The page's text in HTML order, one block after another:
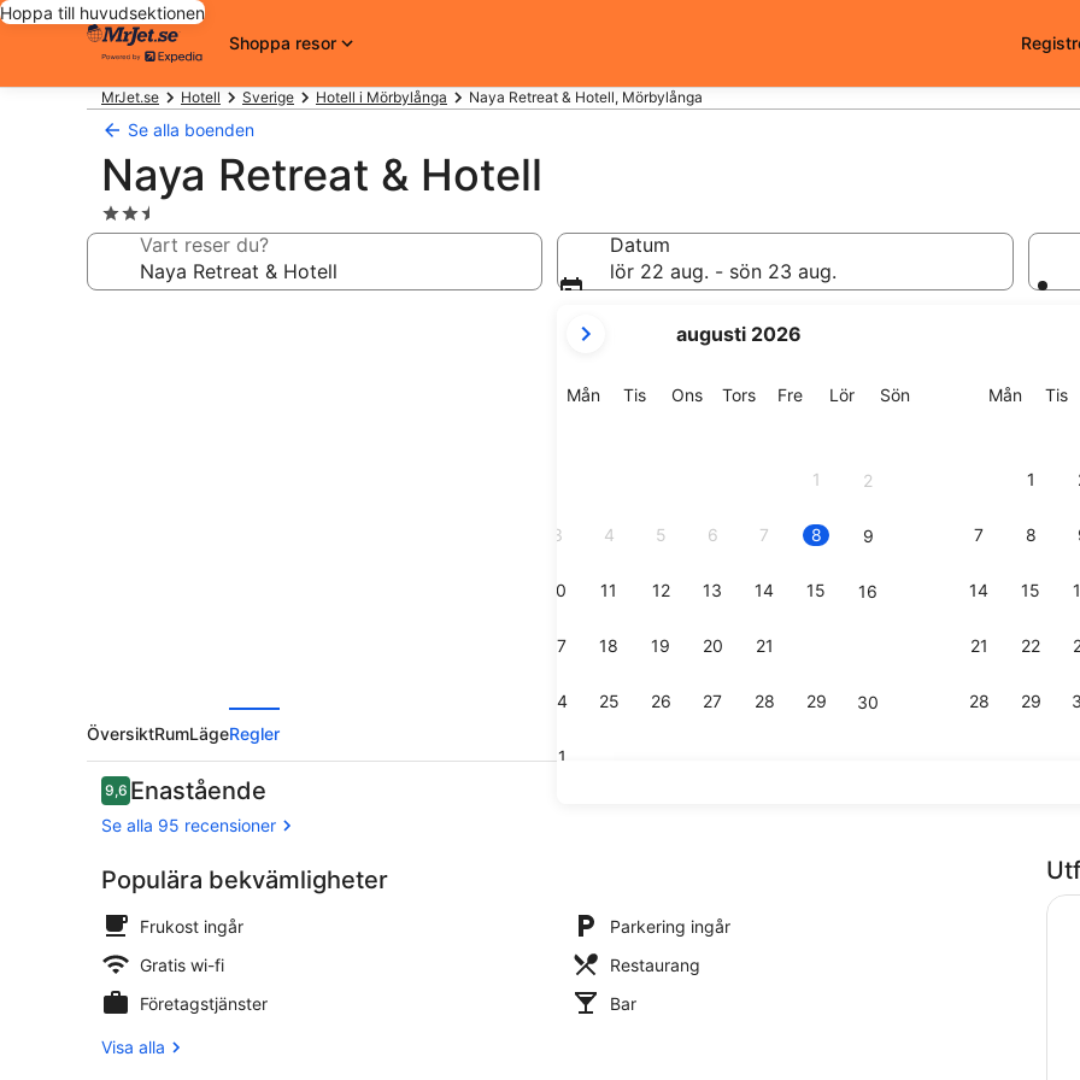
Hoppa till huvudsektionen
Shoppa resor
MrJet.se Hotell Sverige Hotell i Mörbylånga Naya Retreat & Hotell, Mörbylånga
Se alla boenden
Naya Retreat & Hotell
2.5-
stjärnigt
boende
Vart reser du?
Datum
lör 22 aug. - sön 23 aug.
nuvarande
är
augusti 2026
MånMåndag
TisTisdag
OnsOnsdag
TorsTorsdag
FreFredag
LörLördag
SönSöndag
1 2
3 4 5 6 7 8 9
10 11 12 13 14 15 16
17 18 19 20 21
24 25 26 27 28 29 30
31
MånMåndag
Tis
1
7 8
14 15
21 22
28 29
ÖversiktRumLägeRegler
Recensioner
9,69,6 av 10,
Enastående
Se alla 95 recensioner
Populära bekvämligheter
Frukost ingår
Parkering ingår
Gratis wi-fi
Restaurang
Företagstjänster
Bar
Visa alla